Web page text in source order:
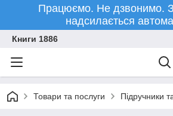
Працюємо. Не дзвонимо.
надсилається
Книги 1886
Товари та послуги Підручники